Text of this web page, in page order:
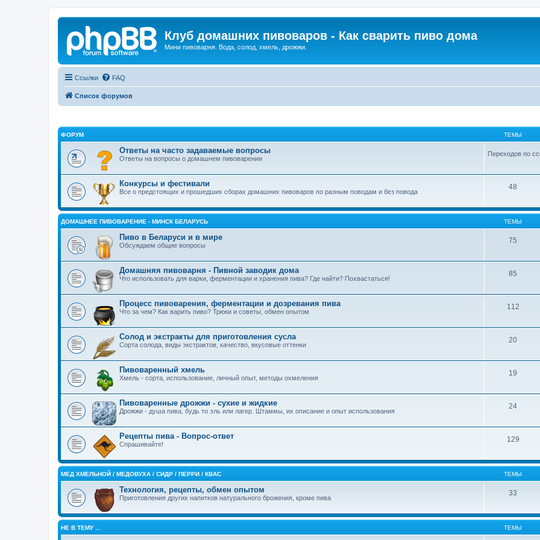
Клуб домашних пивоваров - Как cварить пиво дома
Мини пивоварня. Вода, солод, хмель, дрожжи.
Ссылки FAQ
Список форумов
ФОРУМ ТЕМЫ
Ответы на часто задаваемые вопросы
Ответы на вопросы о домашнем пивоварении
Переходов по
Конкурсы и фестивали
Все о предстоящих и прошедших сборах домашних пивоваров по разным поводам и без повода
48
ДОМАШНЕЕ ПИВОВАРЕНИЕ - МИНСК БЕЛАРУСЬ ТЕМЫ
Пиво в Беларуси и в мире
Обсуждаем общие вопросы
75
Домашняя пивоварня - Пивной заводик дома
Что использовать для варки, ферментации и хранения пива? Где найти? Похвастаться!
85
Процесс пивоварения, ферментации и дозревания пива
Что за чем? Как варить пиво? Трюки и советы, обмен опытом
112
Солод и экстракты для приготовления сусла
Сорта солода, виды экстрактов, качество, вкусовые оттенки
20
Пивоваренный хмель
Хмель - сорта, использование, личный опыт, методы охмеления
19
Пивоваренные дрожжи - сухие и жидкие
Дрожжи - душа пива, будь то эль или лагер. Штаммы, их описание и опыт использования
24
Рецепты пива - Вопрос-ответ
Спрашивайте!
129
MЕД ХМЕЛЬНОЙ / МЕДОВУХА / СИДР / ПЕРРИ / КВАС ТЕМЫ
Технология, рецепты, обмен опытом
Приготовления других напитков натурального брожения, кроме пива
33
НЕ В ТЕМУ ... ТЕМЫ